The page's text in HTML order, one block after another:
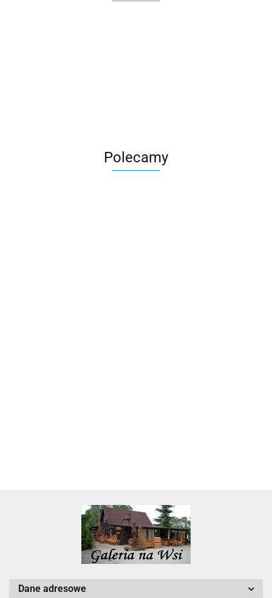
Polecamy
Dane adresowe